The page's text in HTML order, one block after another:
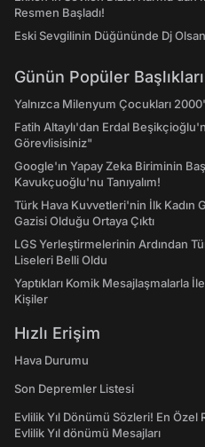
Resmen Başladı!
Eski Sevgilinin Düğününde Dj Olsan
Günün Popüler Başlıkları
Yalnızca Milenyum Çocukları
Fatih Altaylı'dan Erdal
Görevlisisiniz"
Google'ın Yapay Zeka Biriminin
Kavukçuoğlu'nu Tanıyalım!
Türk Hava Kuvvetleri'nin İlk Kadın
Gazisi Olduğu Ortaya Çıktı
LGS Yerleştirmelerinin Ardından
Liseleri Belli Oldu
Yaptıkları Komik Mesajlaşmalarla
Kişiler
Hızlı Erişim
Hava Durumu
Son Depremler Listesi
Evlilik Yıl Dönümü Sözleri! En
Evlilik Yıl dönümü Mesajları